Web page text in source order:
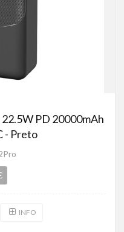
PD 20000mAh
- Preto
INFO